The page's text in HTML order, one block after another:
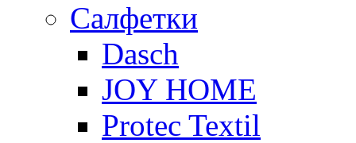
Салфетки
Dasch
JOY HOME
Protec Textil